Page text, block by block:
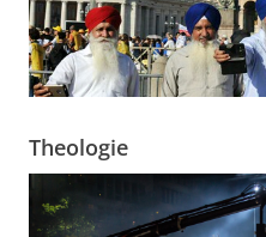
Theologie